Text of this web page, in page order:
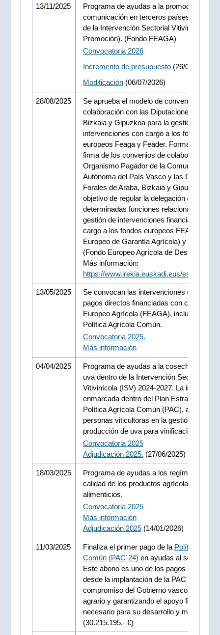
13/11/2025
Programa de ayudas a la promoción y
comunicación en terceros países del
de la Intervención Sectorial Vitivinícola
Promoción). (Fondo FEAGA)
Convocatoria 2026
Incremento de presupuesto(26/05/2026)
Modificación(06/07/2026)
28/08/2025
Se aprueba el modelo de convenio de
colaboración con las Diputaciones de
Bizkaia y Gipuzkoa para la gestión de
intervenciones con cargo a los fondos
europeos Feaga y Feader. Formalización
firma de los convenios de colaboración
Organismo Pagador de la Comunidad
Autónoma del País Vasco y las
Forales de Araba, Bizkaia y Gipuzkoa,
objetivo de regular la delegación de
determinadas funciones relacionadas con
gestión de intervenciones financiadas con
cargo a los fondos europeos FEAGA
Europeo de Garantía Agrícola) y FEADER
(Fondo Europeo Agrícola de Desarrollo
Más información:
https://www.irekia.euskadi.eus/es/news/
13/05/2025
Se convocan las intervenciones en forma
pagos directos financiadas con cargo al
Europeo Agrícola (FEAGA), incluidas en la
Política Agrícola Común.
Convocatoria 2025.
Más información
04/04/2025
Programa de ayudas a la cosecha en
uva dentro de la Intervención Sectorial
Vitivinícola (ISV) 2024-2027. La iniciativa,
enmarcada dentro del Plan Estratégico de
Política Agrícola Común (PAC), apoya a
personas viticultoras en la gestión de la
producción de uva para vinificación.
Convocatoria 2025
Adjudicación 2025. (27/06/2025)
18/03/2025
Programa de ayudas a los regímenes de
calidad de los productos agrícolas y
alimenticios.
Convocatoria 2025
Más información
Adjudicación 2025(14/01/2026)
11/03/2025 Finaliza el primer pago de la Política
Común (PAC´24) en ayudas al sector
Este abono es uno de los pagos más altos
desde la implantación de la PAC
compromiso del Gobierno vasco con el
agrario y garantizando el apoyo financiero
necesario para su desarrollo y
(30.215.195.- €)